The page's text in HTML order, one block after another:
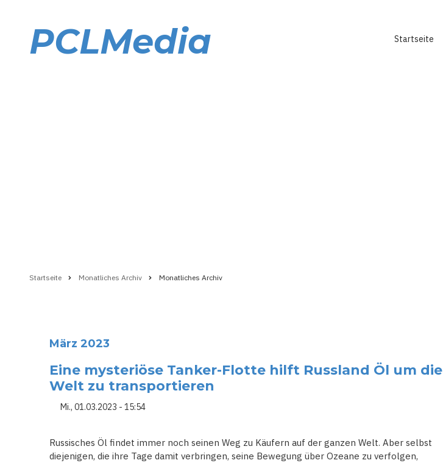
PCLMedia Startseite
Startseite Monatliches Archiv Monatliches Archiv
März 2023
Eine mysteriöse Tanker-Flotte hilft Russland Öl um die
Welt zu transportieren
Mi., 01.03.2023 - 15:54
Russisches Öl findet immer noch seinen Weg zu Käufern auf der ganzen Welt. Aber selbst
diejenigen, die ihre Tage damit verbringen, seine Bewegung über Ozeane zu verfolgen,